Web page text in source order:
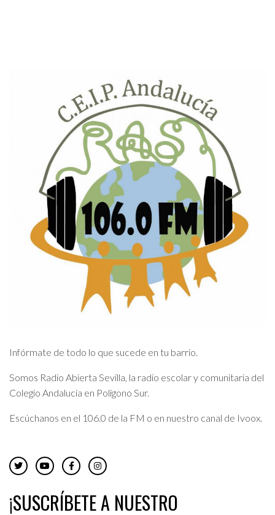
Infórmate de todo lo que sucede en tu barrio.
Somos Radio Abierta Sevilla, la radio escolar y comunitaria del
Colegio Andalucía en Polígono Sur.
Escúchanos en el 106.0 de la FM o en nuestro canal de Ivoox.
¡SUSCRÍBETE A NUESTRO